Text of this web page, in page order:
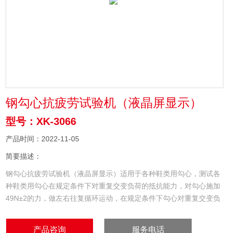
钢勾心抗疲劳试验机（液晶屏显示）
型号：XK-3066
产品时间：2022-11-05
简要描述：
钢勾心抗疲劳试验机（液晶屏显示）适用于各种鞋类用勾心，测试各
种鞋类用勾心在规定条件下对重复交变负荷的抵抗能力，对勾心施加
49N±2的力，做左右往复循环运动，在规定条件下勾心对重复交变负
产品咨询 服务电话